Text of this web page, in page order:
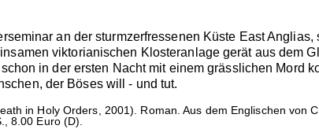
an der sturmzerfressenen Küste East
viktorianischen Klosteranlage gerät aus dem
in der ersten Nacht mit einem grässlichen Mord
der Böses will - und tut.
in Holy Orders, 2001). Roman. Aus dem Englischen von
8.00 Euro (D).